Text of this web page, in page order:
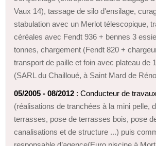
Vaux 14), tassage de silo d'ensilage,
stabulation avec un Merlot télescopique,
céréales avec Fendt 936 + bennes 3
tonnes, chargement (Fendt 820 +
transport de paille et foin avec plateau de
(SARL du Chailloué, à Saint Mard de
05/2005 - 08/2012 : Conducteur de
(réalisations de tranchées à la mini pelle,
terrasses, pose de terrasses bois, pose
canalisations et de structure ...) puis